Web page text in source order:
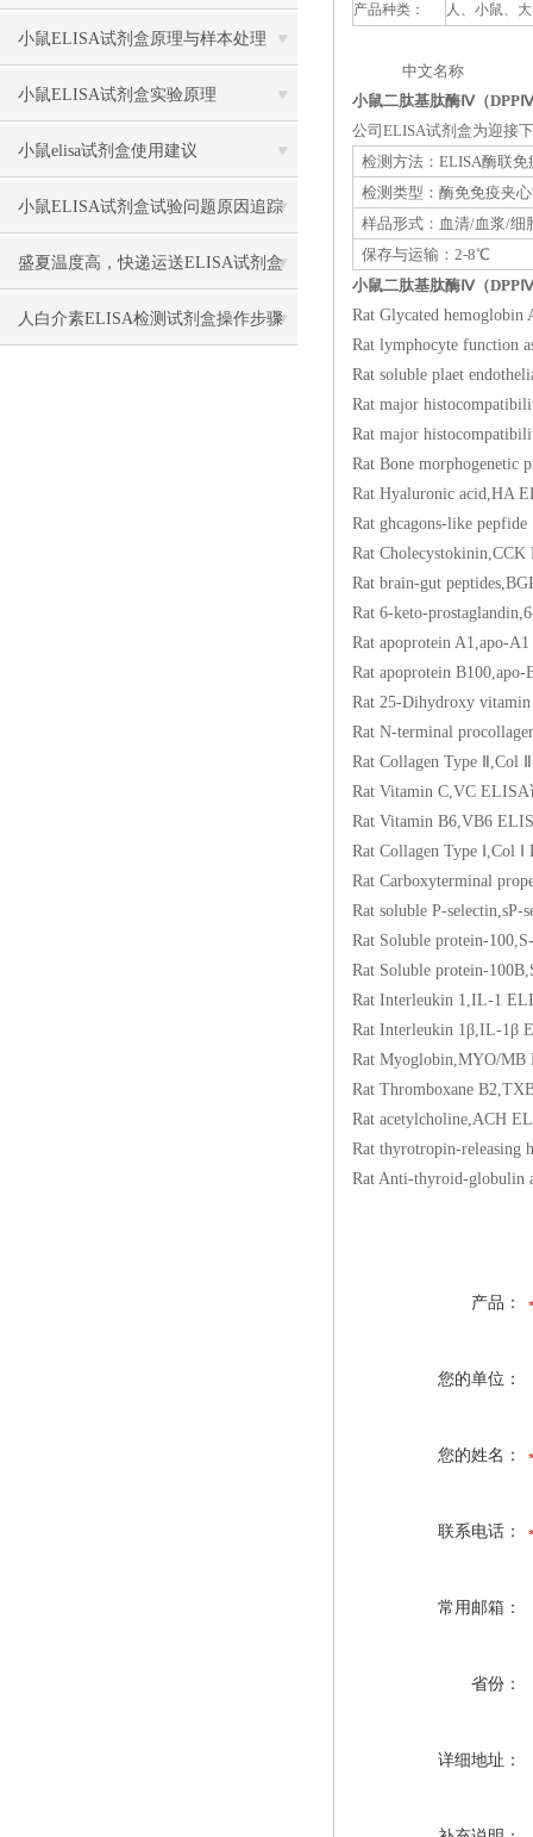
小鼠ELISA试剂盒原理与样本处理
小鼠ELISA试剂盒实验原理
小鼠elisa试剂盒使用建议
小鼠ELISA试剂盒试验问题原因追踪
盛夏温度高，快递运送ELISA试剂盒
要做哪些保温保冷措施防止失效？
人白介素ELISA检测试剂盒​操作步骤
产品种类：
人、小鼠、
中文名称 英
小鼠二肽基肽酶Ⅳ（
公司ELISA试剂盒为迎接
检测方法：ELISA酶联免
检测类型：酶免免疫夹
样品形式：血清/血浆/细
保存与运输：2-8℃
小鼠二肽基肽酶Ⅳ（
Rat Glycated
Rat lymphocyte function
Rat soluble plaet
Rat major
Rat major
Rat Bone
Rat Hyaluronic acid,HA
Rat ghcagons-like
Rat
Rat brain-gut
Rat 6-keto-
Rat apoprotein A1,apo-
Rat apoprotein
Rat 25-Dihydroxy
Rat N-terminal
Rat Collagen Type
Rat Vitamin C,VC
Rat Vitamin B6,VB6
Rat Collagen Type
Rat Carboxyterminal
Rat soluble P-
Rat Soluble protein-
Rat Soluble protein-
Rat Interleukin 1,IL-1
Rat Interleukin 1β,IL-1β
Rat Myoglobin,MYO/
Rat Thromboxane
Rat acetylcholine,ACH
Rat thyrotropin-
Rat Anti-thyroid-
产品：
您的单位：
您的姓名：
联系电话：
常用邮箱：
省份：
详细地址：